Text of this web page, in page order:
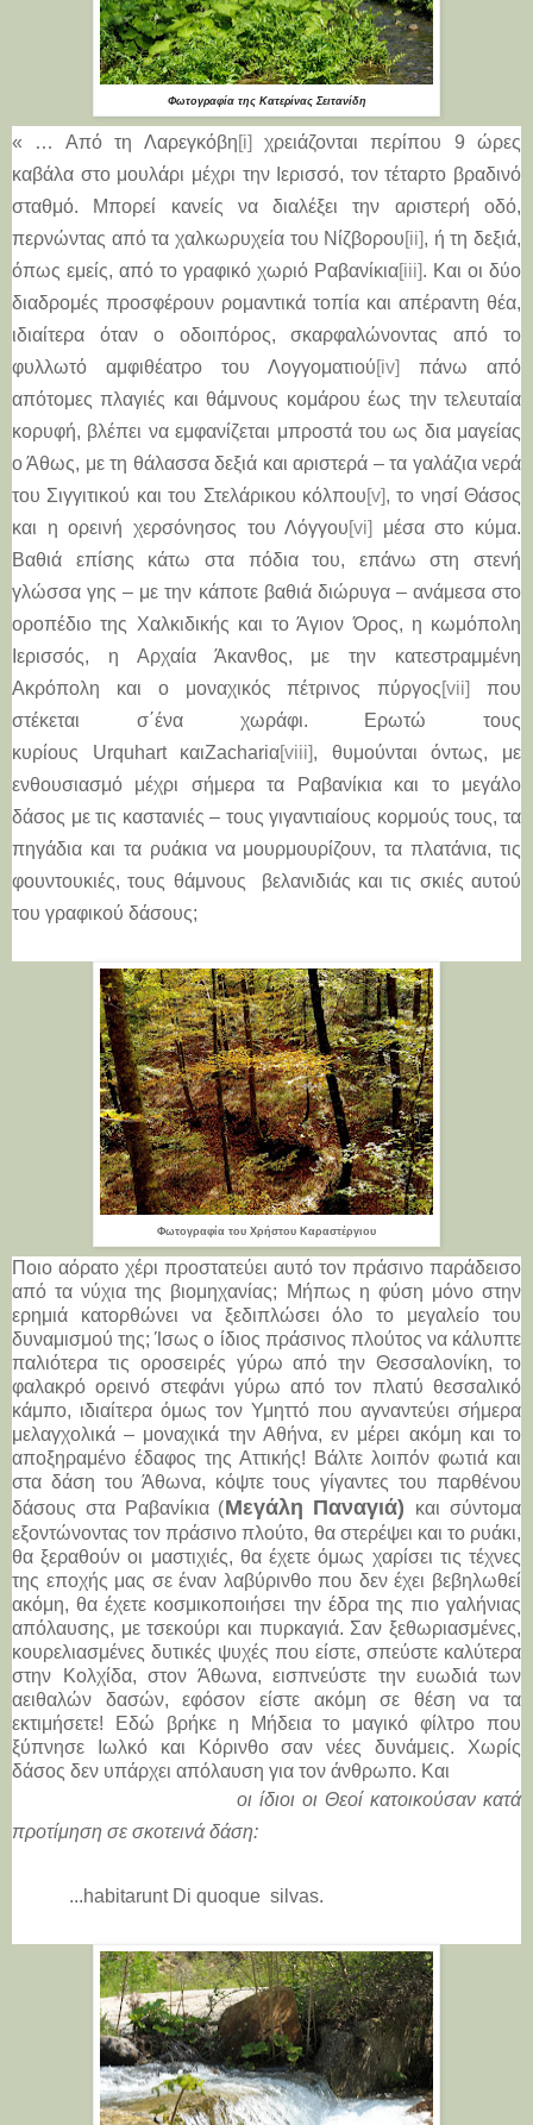
Φωτογραφία της Κατερίνας Σειτανίδη
« … Από τη Λαρεγκόβη[i] χρειάζονται περίπου 9 ώρες
καβάλα στο μουλάρι μέχρι την Ιερισσό, τον τέταρτο βραδινό
σταθμό. Μπορεί κανείς να διαλέξει την αριστερή οδό,
περνώντας από τα χαλκωρυχεία του Νίζβορου[ii], ή τη δεξιά,
όπως εμείς, από το γραφικό χωριό Ραβανίκια[iii]. Και οι δύο
διαδρομές προσφέρουν ρομαντικά τοπία και απέραντη θέα,
ιδιαίτερα όταν ο οδοιπόρος, σκαρφαλώνοντας από το
φυλλωτό αμφιθέατρο του Λογγοματιού[iv]
πάνω από
απότομες πλαγιές και θάμνους κομάρου έως την τελευταία
κορυφή, βλέπει να εμφανίζεται μπροστά του ως δια μαγείας
ο Άθως, με τη θάλασσα δεξιά και αριστερά – τα γαλάζια νερά
του Σιγγιτικού και του Στελάρικου κόλπου[v], το νησί Θάσος
και η ορεινή χερσόνησος του Λόγγου[vi]
μέσα στο κύμα.
Βαθιά επίσης κάτω στα πόδια του, επάνω στη στενή
γλώσσα γης – με την κάποτε βαθιά διώρυγα – ανάμεσα στο
οροπέδιο της Χαλκιδικής και το Άγιον Όρος, η κωμόπολη
Ιερισσός, η Αρχαία Άκανθος, με την κατεστραμμένη
Ακρόπολη και ο μοναχικός πέτρινος πύργος[vii]
που
στέκεται σ΄ένα χωράφι. Ερωτώ τους
κυρίους UrquhartκαιZachariα[viii], θυμούνται όντως, με
ενθουσιασμό μέχρι σήμερα τα Ραβανίκια και το μεγάλο
δάσος με τις καστανιές – τους γιγαντιαίους κορμούς τους, τα
πηγάδια και τα ρυάκια να μουρμουρίζουν, τα πλατάνια, τις
φουντουκιές, τους θάμνους βελανιδιάς και τις σκιές αυτού
του γραφικού δάσους;
Φωτογραφία του Χρήστου Καραστέργιου
Ποιο αόρατο χέρι προστατεύει αυτό τον πράσινο παράδεισο
από τα νύχια της βιομηχανίας; Μήπως η φύση μόνο στην
ερημιά κατορθώνει να ξεδιπλώσει όλο το μεγαλείο του
δυναμισμού της; Ίσως ο ίδιος πράσινος πλούτος να κάλυπτε
παλιότερα τις οροσειρές γύρω από την Θεσσαλονίκη, το
φαλακρό ορεινό στεφάνι γύρω από τον πλατύ θεσσαλικό
κάμπο, ιδιαίτερα όμως τον Υμηττό που αγναντεύει σήμερα
μελαγχολικά – μοναχικά την Αθήνα, εν μέρει ακόμη και το
αποξηραμένο έδαφος της Αττικής! Βάλτε λοιπόν φωτιά και
στα δάση του Άθωνα, κόψτε τους γίγαντες του παρθένου
δάσους στα Ραβανίκια (Μεγάλη Παναγιά)
και σύντομα
εξοντώνοντας τον πράσινο πλούτο, θα στερέψει και το ρυάκι,
θα ξεραθούν οι μαστιχιές, θα έχετε όμως χαρίσει τις τέχνες
της εποχής μας σε έναν λαβύρινθο που δεν έχει βεβηλωθεί
ακόμη, θα έχετε κοσμικοποιήσει την έδρα της πιο γαλήνιας
απόλαυσης, με τσεκούρι και πυρκαγιά. Σαν ξεθωριασμένες,
κουρελιασμένες δυτικές ψυχές που είστε, σπεύστε καλύτερα
στην Κολχίδα, στον Άθωνα, εισπνεύστε την ευωδιά των
αειθαλών δασών, εφόσον είστε ακόμη σε θέση να τα
εκτιμήσετε! Εδώ βρήκε η Μήδεια το μαγικό φίλτρο που
ξύπνησε Ιωλκό και Κόρινθο σαν νέες δυνάμεις. Χωρίς
δάσος δεν υπάρχει απόλαυση για τον άνθρωπο. Και
oι ίδιοι οι Θεοί κατοικούσαν κατά
προτίμηση σε σκοτεινά δάση:
...habitarunt Di quoque silvas.